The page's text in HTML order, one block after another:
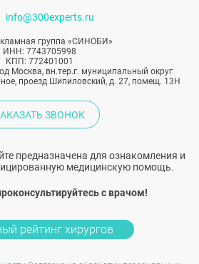
info@300experts.ru
группа «СИНОБИ»
ИНН: 7743705998
КПП: 772401001
Москва, вн.тер.г. муниципальный округ
проезд Шипиловский, д. 27, помещ. 13Н
ЗВОНОК
предназначена для ознакомления и
медицинскую помощь.
с врачом!
рейтинг хирургов